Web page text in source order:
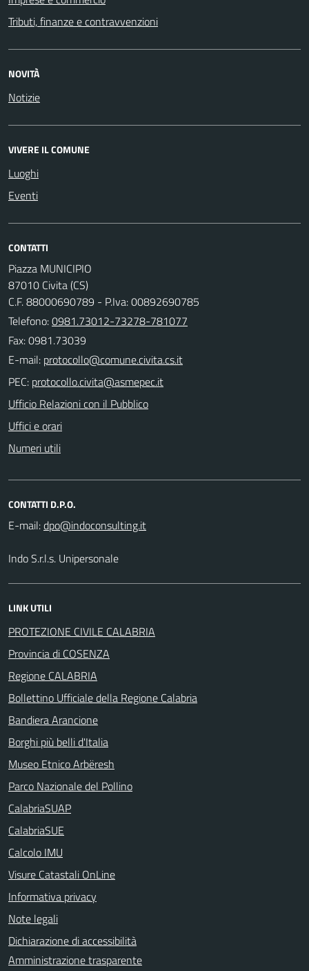
Tributi, finanze e contravvenzioni
NOVITÀ
Notizie
VIVERE IL COMUNE
Luoghi
Eventi
CONTATTI
Piazza MUNICIPIO
87010 Civita (CS)
C.F. 88000690789 - P.Iva: 00892690785
Telefono:0981.73012-73278-781077
Fax: 0981.73039
E-mail:
PEC:
Ufficio Relazioni con il Pubblico
Uffici e orari
Numeri utili
CONTATTI D.P.O.
E-mail:
Indo S.r.l.s. Unipersonale
LINK UTILI
PROTEZIONE CIVILE CALABRIA
Provincia di COSENZA
Regione CALABRIA
Bollettino Ufficiale della Regione Calabria
Bandiera Arancione
Borghi più belli d'Italia
Museo Etnico Arbëresh
Parco Nazionale del Pollino
CalabriaSUAP
CalabriaSUE
Calcolo IMU
Visure Catastali OnLine
Informativa privacy
Note legali
Dichiarazione di accessibilità
Amministrazione trasparente